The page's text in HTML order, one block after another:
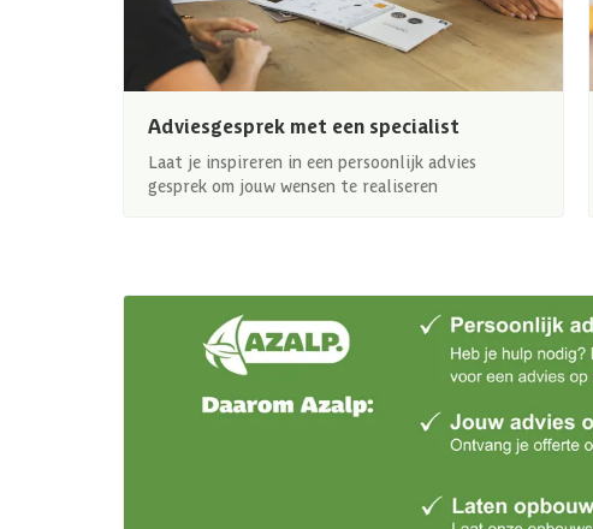
Adviesgesprek met een specialist
Laat je inspireren in een persoonlijk advies
gesprek om jouw wensen te realiseren